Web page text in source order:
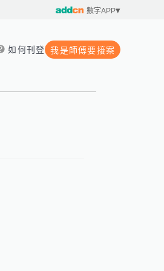
數字APP
如何刊登 我是師傅要接案